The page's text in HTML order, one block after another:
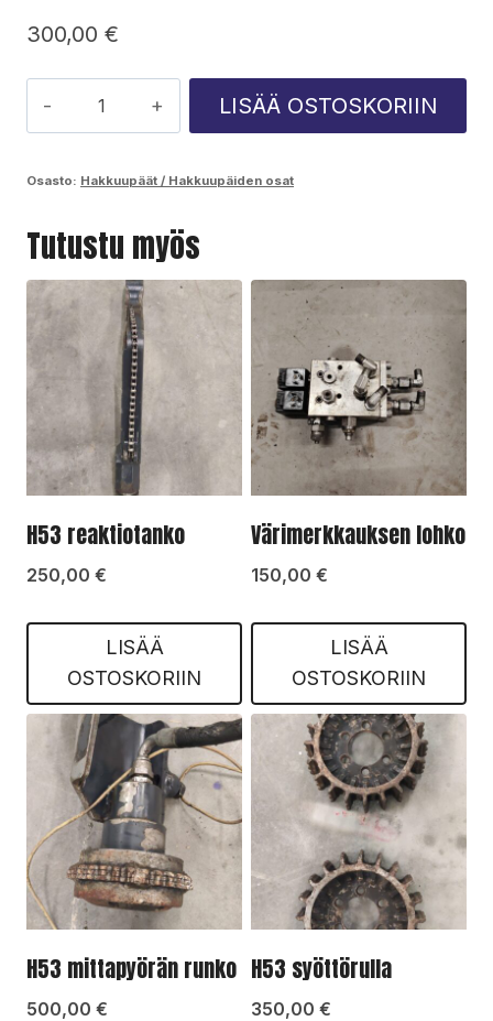
300,00 €
vetorullien
LISÄÄ OSTOSKORIIN
Osasto: Hakkuupäät / Hakkuupäiden osat
Tutustu myös
H53 reaktiotanko
250,00 €
LISÄÄ
OSTOSKORIIN
Värimerkkauksen lohko
150,00 €
LISÄÄ
OSTOSKORIIN
H53 mittapyörän runko
500,00 €
H53 syöttörulla
350,00 €